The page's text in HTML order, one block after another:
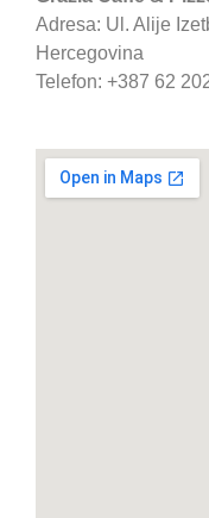
Adresa: Ul. Alije
Hercegovina
Telefon: +387 62